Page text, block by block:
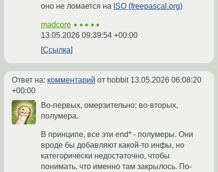
оно не ломается на ISO (freepascal.org)
madcore ★★★★★
13.05.2026 09:39:54 +00:00
Ссылка
Ответ на: комментарий от hobbit 13.05.2026 06:08:20
+00:00
Во-первых, омерзительно; во-вторых,
полумера.
В принципе, все эти end* - полумеры. Они
вроде бы добавляют какой-то инфы, но
категорически недостаточно, чтобы
понимать, что именно там закрылось. По-